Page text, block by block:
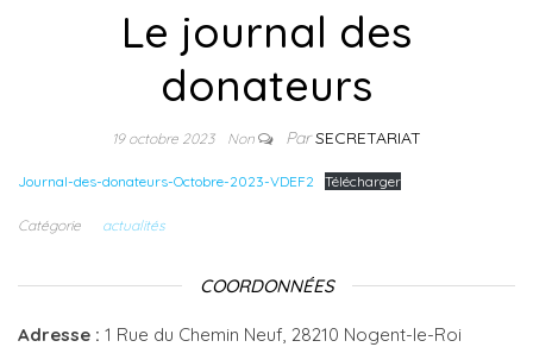
Le journal des
donateurs
19 octobre 2023 Non ParSECRETARIAT
Journal-des-donateurs-Octobre-2023-VDEF2 Télécharger
Catégorie actualités
COORDONNÉES
Adresse : 1 Rue du Chemin Neuf, 28210 Nogent-le-Roi